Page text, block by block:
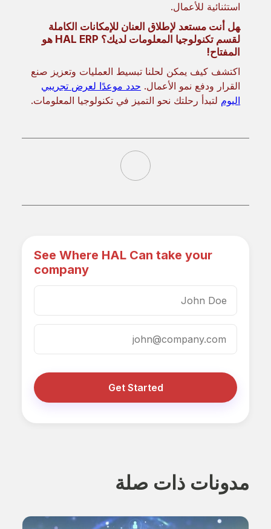
استثنائية للأعمال.
هل أنت مستعد لإطلاق العنان للإمكانات الكاملة
لقسم تكنولوجيا المعلومات لديك؟ HAL ERP هو
المفتاح!
اكتشف كيف يمكن لحلنا تبسيط العمليات وتعزيز صنع
القرار ودفع نمو الأعمال. حدد موعدًا لعرض تجريبي
اليوم لتبدأ رحلتك نحو التميز في تكنولوجيا المعلومات.
See Where HAL Can take your
company
Get Started
مدونات ذات صلة